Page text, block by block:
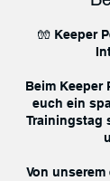
🧤 Keeper
Beim Keeper
euch ein
Trainingstag
Von